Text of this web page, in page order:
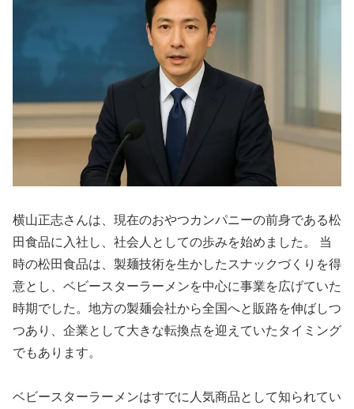
横山正志さんは、現在のおやつカンパニーの前身である松
田食品に入社し、社会人としての歩みを始めました。 当
時の松田食品は、製麺技術を生かしたスナックづくりを得
意とし、ベビースターラーメンを中心に事業を広げていた
時期でした。地方の製麺会社から全国へと販路を伸ばしつ
つあり、企業として大きな転換点を迎えていたタイミング
でもあります。
ベビースターラーメンはすでに人気商品として知られてい